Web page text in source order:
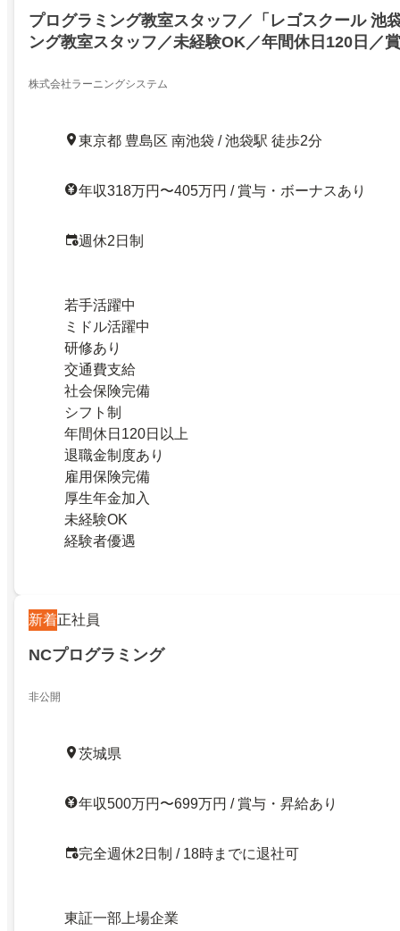
プログラミング教室スタッフ／「レゴスクール 池
ング教室スタッフ／未経験OK／年間休日120日／
株式会社ラーニングシステム
東京都 豊島区 南池袋 / 池袋駅 徒歩2分
年収318万円〜405万円 / 賞与・ボーナスあり
週休2日制
若手活躍中
ミドル活躍中
研修あり
交通費支給
社会保険完備
シフト制
年間休日120日以上
退職金制度あり
雇用保険完備
厚生年金加入
未経験OK
経験者優遇
新着正社員
NCプログラミング
非公開
茨城県
年収500万円〜699万円 / 賞与・昇給あり
完全週休2日制 / 18時までに退社可
東証一部上場企業